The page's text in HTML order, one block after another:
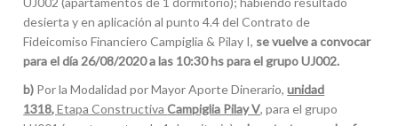
desierta y en aplicación al punto 4.4 del Contrato de
Fideicomiso Financiero Campiglia & Pilay I, se vuelve a convocar
para el día 26/08/2020 a las 10:30 hs para el grupo UJ002.
b) Por la Modalidad por Mayor Aporte Dinerario,unidad
1318,Etapa ConstructivaCampiglia Pilay V, para el grupo